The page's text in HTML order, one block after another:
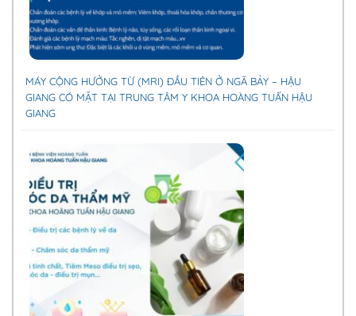
MÁY CỘNG HƯỞNG TỪ (MRI) ĐẦU TIÊN Ở NGÃ BẢY – HẬU
GIANG CÓ MẶT TẠI TRUNG TÂM Y KHOA HOÀNG TUẤN HẬU
GIANG